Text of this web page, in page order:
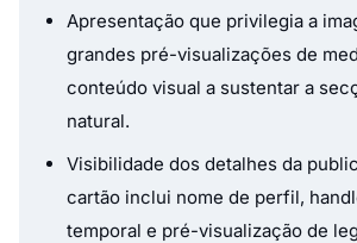
Apresentação que privilegia a
grandes pré-visualizações de
conteúdo visual a sustentar a
natural.
Visibilidade dos detalhes da
cartão inclui nome de perfil,
temporal e pré-visualização de